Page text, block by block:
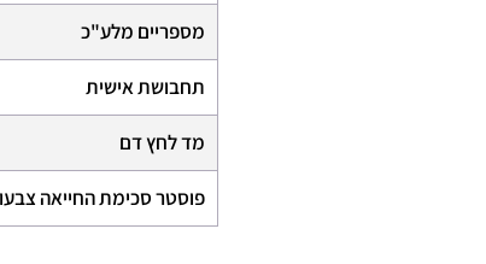
מספריים מלע"כ
תחבושת אישית
מד לחץ דם
פוסטר סכימת החייאה